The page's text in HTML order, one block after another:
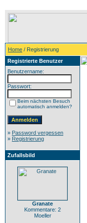
Home / Registrierung
Registrierte Benutzer
Benutzername:
Passwort:
Beim nächsten Besuch
automatisch anmelden?
» Password vergessen
» Registrierung
Zufallsbild
Granate
Kommentare: 2
Moeller